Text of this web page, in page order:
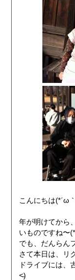
こんにちは(*´ω
年が明けてから
いものですね〜
でも、だんらん
さて本日は、リ
ドライブには、
˂̵)